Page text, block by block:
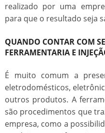
realizado por uma
para que o resultado seja
QUANDO CONTAR COM
FERRAMENTARIA E
É muito comum a
eletrodomésticos,
outros produtos. A
são procedimentos que
empresa, como a